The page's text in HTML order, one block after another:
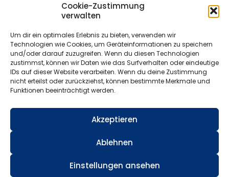
Cookie-Zustimmung
verwalten
Um dir ein optimales Erlebnis zu bieten, verwenden wir
Technologien wie Cookies, um Geräteinformationen zu speichern
und/oder darauf zuzugreifen. Wenn du diesen Technologien
zustimmst, können wir Daten wie das Surfverhalten oder eindeutige
IDs auf dieser Website verarbeiten. Wenn du deine Zustimmung
nicht erteilst oder zurückziehst, können bestimmte Merkmale und
Funktionen beeinträchtigt werden.
Akzeptieren
Ablehnen
Einstellungen ansehen
Ludwigstraße 5
97816 Lohr am Main
E-Mail:lwb@lwb-bau.de
Tel:09352 - 60 33 0